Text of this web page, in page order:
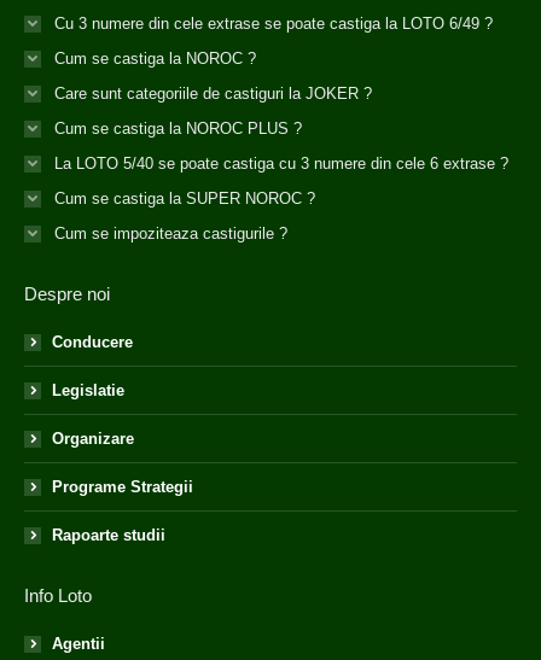
Cu 3 numere din cele extrase se poate castiga la LOTO 6/49 ?
Cum se castiga la NOROC ?
Care sunt categoriile de castiguri la JOKER ?
Cum se castiga la NOROC PLUS ?
La LOTO 5/40 se poate castiga cu 3 numere din cele 6 extrase ?
Cum se castiga la SUPER NOROC ?
Cum se impoziteaza castigurile ?
Despre noi
Conducere
Legislatie
Organizare
Programe Strategii
Rapoarte studii
Info Loto
Agentii